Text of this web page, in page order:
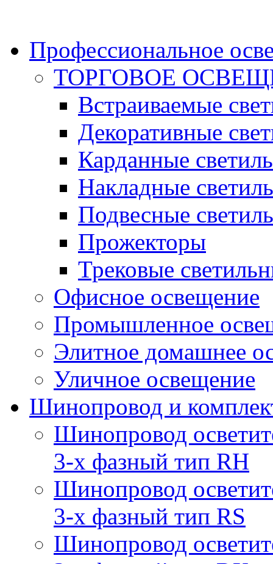
Профессиональное
ТОРГОВОЕ
Встраиваемые
Декоративные
Карданные
Накладные
Подвесные
Прожекторы
Трековые
Офисное освещение
Промышленное
Элитное домашнее
Уличное освещение
Шинопровод и
Шинопровод
3-х фазный тип RH
Шинопровод
3-х фазный тип RS
Шинопровод